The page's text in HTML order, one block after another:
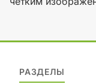
РАЗДЕЛЫ